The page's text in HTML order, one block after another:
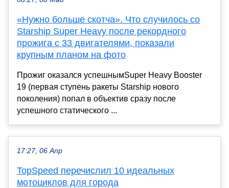
«Нужно больше скотча». Что случилось со
Starship Super Heavy после рекордного
прожига с 33 двигателями, показали
крупным планом на фото
Прожиг оказался успешнымSuper Heavy Booster
19 (первая ступень ракеты Starship нового
поколения) попал в объектив сразу после
успешного статического ...
17:27, 06 Апр
TopSpeed перечислил 10 идеальных
мотоциклов для города